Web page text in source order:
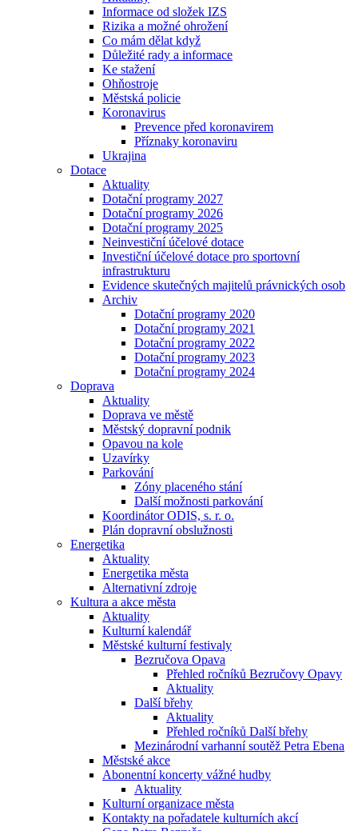
Informace od složek IZS
Rizika a možné ohrožení
Co mám dělat když
Důležité rady a informace
Ke stažení
Ohňostroje
Městská policie
Koronavirus
Prevence před koronavirem
Příznaky koronaviru
Ukrajina
Dotace
Aktuality
Dotační programy 2027
Dotační programy 2026
Dotační programy 2025
Neinvestiční účelové dotace
Investiční účelové dotace pro sportovní
infrastrukturu
Evidence skutečných majitelů právnických osob
Archiv
Dotační programy 2020
Dotační programy 2021
Dotační programy 2022
Dotační programy 2023
Dotační programy 2024
Doprava
Aktuality
Doprava ve městě
Městský dopravní podnik
Opavou na kole
Uzavírky
Parkování
Zóny placeného stání
Další možnosti parkování
Koordinátor ODIS, s. r. o.
Plán dopravní obslužnosti
Energetika
Aktuality
Energetika města
Alternativní zdroje
Kultura a akce města
Aktuality
Kulturní kalendář
Městské kulturní festivaly
Bezručova Opava
Přehled ročníků Bezručovy Opavy
Aktuality
Další břehy
Aktuality
Přehled ročníků Další břehy
Mezinárodní varhanní soutěž Petra Ebena
Městské akce
Abonentní koncerty vážné hudby
Aktuality
Kulturní organizace města
Kontakty na pořadatele kulturních akcí